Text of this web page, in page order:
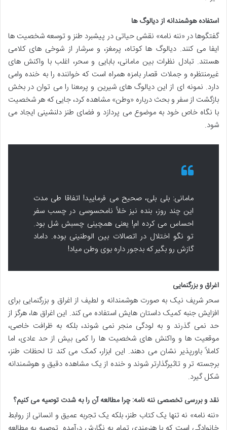
استفاده هوشمندانه از دیالوگ ها
گفتگوها در «ننه نامه» نقشی حیاتی در پیشبرد طنز و توسعه شخصیت ها
ایفا می کنند. دیالوگ ها کوتاه، پرمغز، و سرشار از شوخی های کلامی
هستند. تبادل نظرات بین مامانی، بابایی و سحر، اغلب با واکنش های
غیرمنتظره و جملات قصار بامزه همراه است که خواننده را به خنده وامی
دارد. نمونه ای از این دیالوگ های شیرین و پرمعنا را می توان در بخش
بازگشت از سفر و بحث درباره «وطن» مشاهده کرد، جایی که هر شخصیت
با نگاه خاص خود به موضوع می پردازد و فضای طنز دلنشینی ایجاد می
شود.
مامانی: بلی بلی، صحیح می فرمایید! اتفاقا طی مدت
این چند روز، بنده نیز خلأ نامحسوسی در چسب سفر
احساس می کرده ام! یعنی همچینی چسبش شل بود.
تو نگو اختلال در اتصالات بین الوطنینی بوده. داماد
گازش رو بگیر که بدجور داره بوی وطن میاد!
اغراق و بزرگنمایی
سحر شریف نیک به صورت هوشمندانه و لطیف از اغراق و بزرگنمایی برای
افزایش جنبه کمیک داستان هایش استفاده می کند. این اغراق ها، هرگز از
حد نمی گذرند و به لودگی منجر نمی شوند، بلکه به ظرافت خاصی،
موقعیت ها و واکنش های شخصیت ها را کمی بیش از حد عادی، اما
کاملاً باورپذیر نشان می دهند. این ابزار، کمک می کند تا لحظات طنز،
برجسته تر و تاثیرگذارتر شوند و خنده از یک مشاهده دقیق و هوشمندانه
شکل گیرد.
نقد و بررسی تخصصی ننه نامه: چرا مطالعه آن را به شدت توصیه می کنیم؟
«ننه نامه» نه تنها یک کتاب طنز، بلکه یک تجربه عمیق و انسانی از روابط